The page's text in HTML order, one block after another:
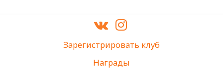
Зарегистрировать клуб
Награды